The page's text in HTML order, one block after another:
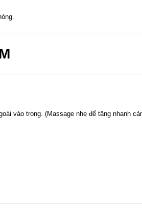
vào trong. (Massage nhẹ để tăng nhanh